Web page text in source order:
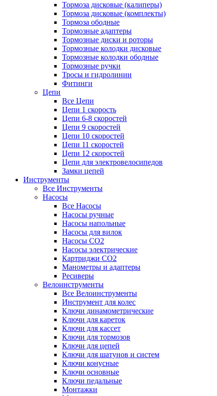
Тормоза дисковые (калиперы)
Тормоза дисковые (комплекты)
Тормоза ободные
Тормозные адаптеры
Тормозные диски и роторы
Тормозные колодки дисковые
Тормозные колодки ободные
Тормозные ручки
Тросы и гидролинии
Фитинги
Цепи
Все Цепи
Цепи 1 скорость
Цепи 6-8 скоростей
Цепи 9 скоростей
Цепи 10 скоростей
Цепи 11 скоростей
Цепи 12 скоростей
Цепи для электровелосипедов
Замки цепей
Инструменты
Все Инструменты
Насосы
Все Насосы
Насосы ручные
Насосы напольные
Насосы для вилок
Насосы CO2
Насосы электрические
Картриджи CO2
Манометры и адаптеры
Ресиверы
Велоинструменты
Все Велоинструменты
Инструмент для колес
Ключи динамометрические
Ключи для кареток
Ключи для кассет
Ключи для тормозов
Ключи для цепей
Ключи для шатунов и систем
Ключи конусные
Ключи основные
Ключи педальные
Монтажки